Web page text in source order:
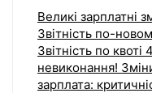
Великі зарплатні
Звітність по-
Звітність по квоті
невиконання!
зарплата: